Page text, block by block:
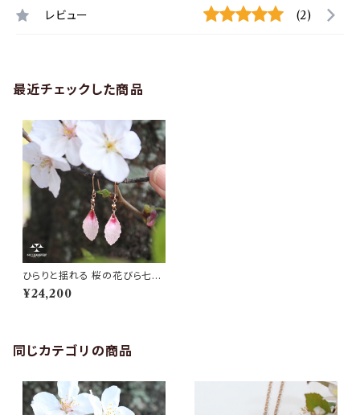
レビュー (2)
最近チェックした商品
ひらりと揺れる 桜の花びら七宝
ピアス・イヤリング
¥24,200
同じカテゴリの商品